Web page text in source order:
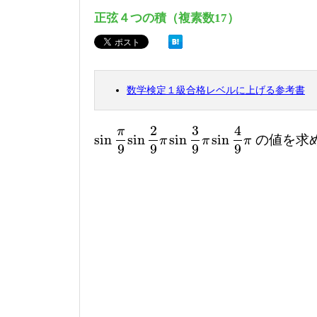
正弦４つの積（複素数17）
数学検定１級合格レベルに上げる参考書
sin
π
9
sin
2
9
πsin
3
9
πsin
4
9
π
sinπ9sin2 9πsin39 πsin49π の値を求